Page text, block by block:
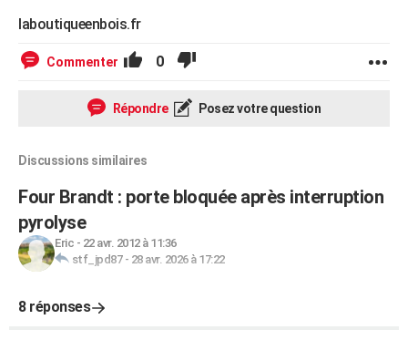
laboutiqueenbois.fr
Commenter 0
Répondre Posez votre question
Discussions similaires
Four Brandt : porte bloquée après interruption
pyrolyse
Eric - 22 avr. 2012 à 11:36
stf_jpd87- 28 avr. 2026 à 17:22
8 réponses